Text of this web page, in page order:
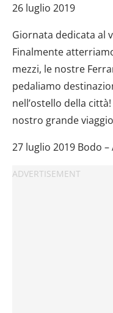
26 luglio 2019
Giornata dedicata al
Finalmente
mezzi, le nostre
pedaliamo
nell’ostello della
nostro grande
27 luglio 2019 Bodo –